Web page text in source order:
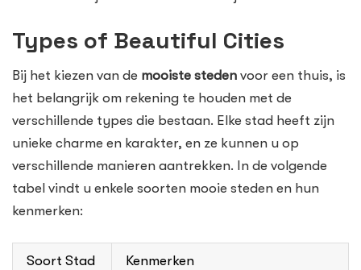
Types of Beautiful Cities
Bij het kiezen van de mooiste steden voor een thuis, is
het belangrijk om rekening te houden met de
verschillende types die bestaan. Elke stad heeft zijn
unieke charme en karakter, en ze kunnen u op
verschillende manieren aantrekken. In de volgende
tabel vindt u enkele soorten mooie steden en hun
kenmerken:
Soort Stad Kenmerken